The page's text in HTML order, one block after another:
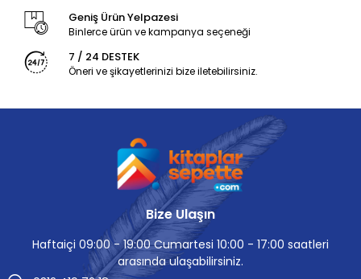
Geniş Ürün Yelpazesi
Binlerce ürün ve kampanya seçeneği
7 / 24 DESTEK
Öneri ve şikayetlerinizi bize iletebilirsiniz.
Bize Ulaşın
Haftaiçi 09:00 - 19:00 Cumartesi 10:00 - 17:00 saatleri
arasında ulaşabilirsiniz.